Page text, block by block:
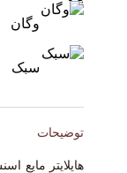
وگان
سبک
توضیحات